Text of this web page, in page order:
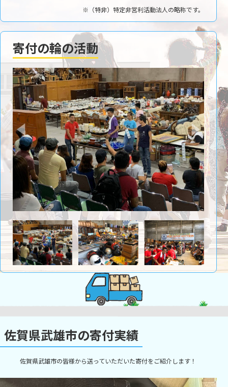
※（特非）特定非営利活動法人の略称です。
寄付の輪の活動
佐賀県武雄市の寄付実績
佐賀県武雄市の皆様から送っていただいた寄付をご紹介します！